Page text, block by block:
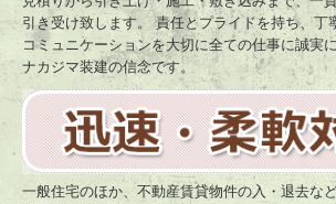
引き受け致します。 責任とプライドを持ち、丁
コミュニケーションを大切に全ての仕事に誠実
ナカジマ装建の信念です。
一般住宅のほか、不動産賃貸物件の入・退去な